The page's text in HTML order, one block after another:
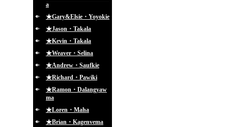
a
★Gary&Elsie・Yoyokie
★Jason・Takala
★Kevin・Takala
★Weaver・Selina
★Andrew・Saufkie
★Richard・Pawiki
★Ramon・Dalangyaw
ma
★Loren・Maha
★Brian・Kagenvema